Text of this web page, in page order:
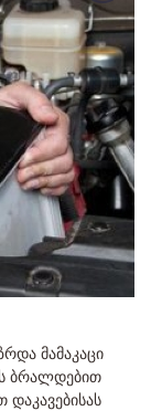
მამაკაცი
ბრალდებით
დაკავებისას